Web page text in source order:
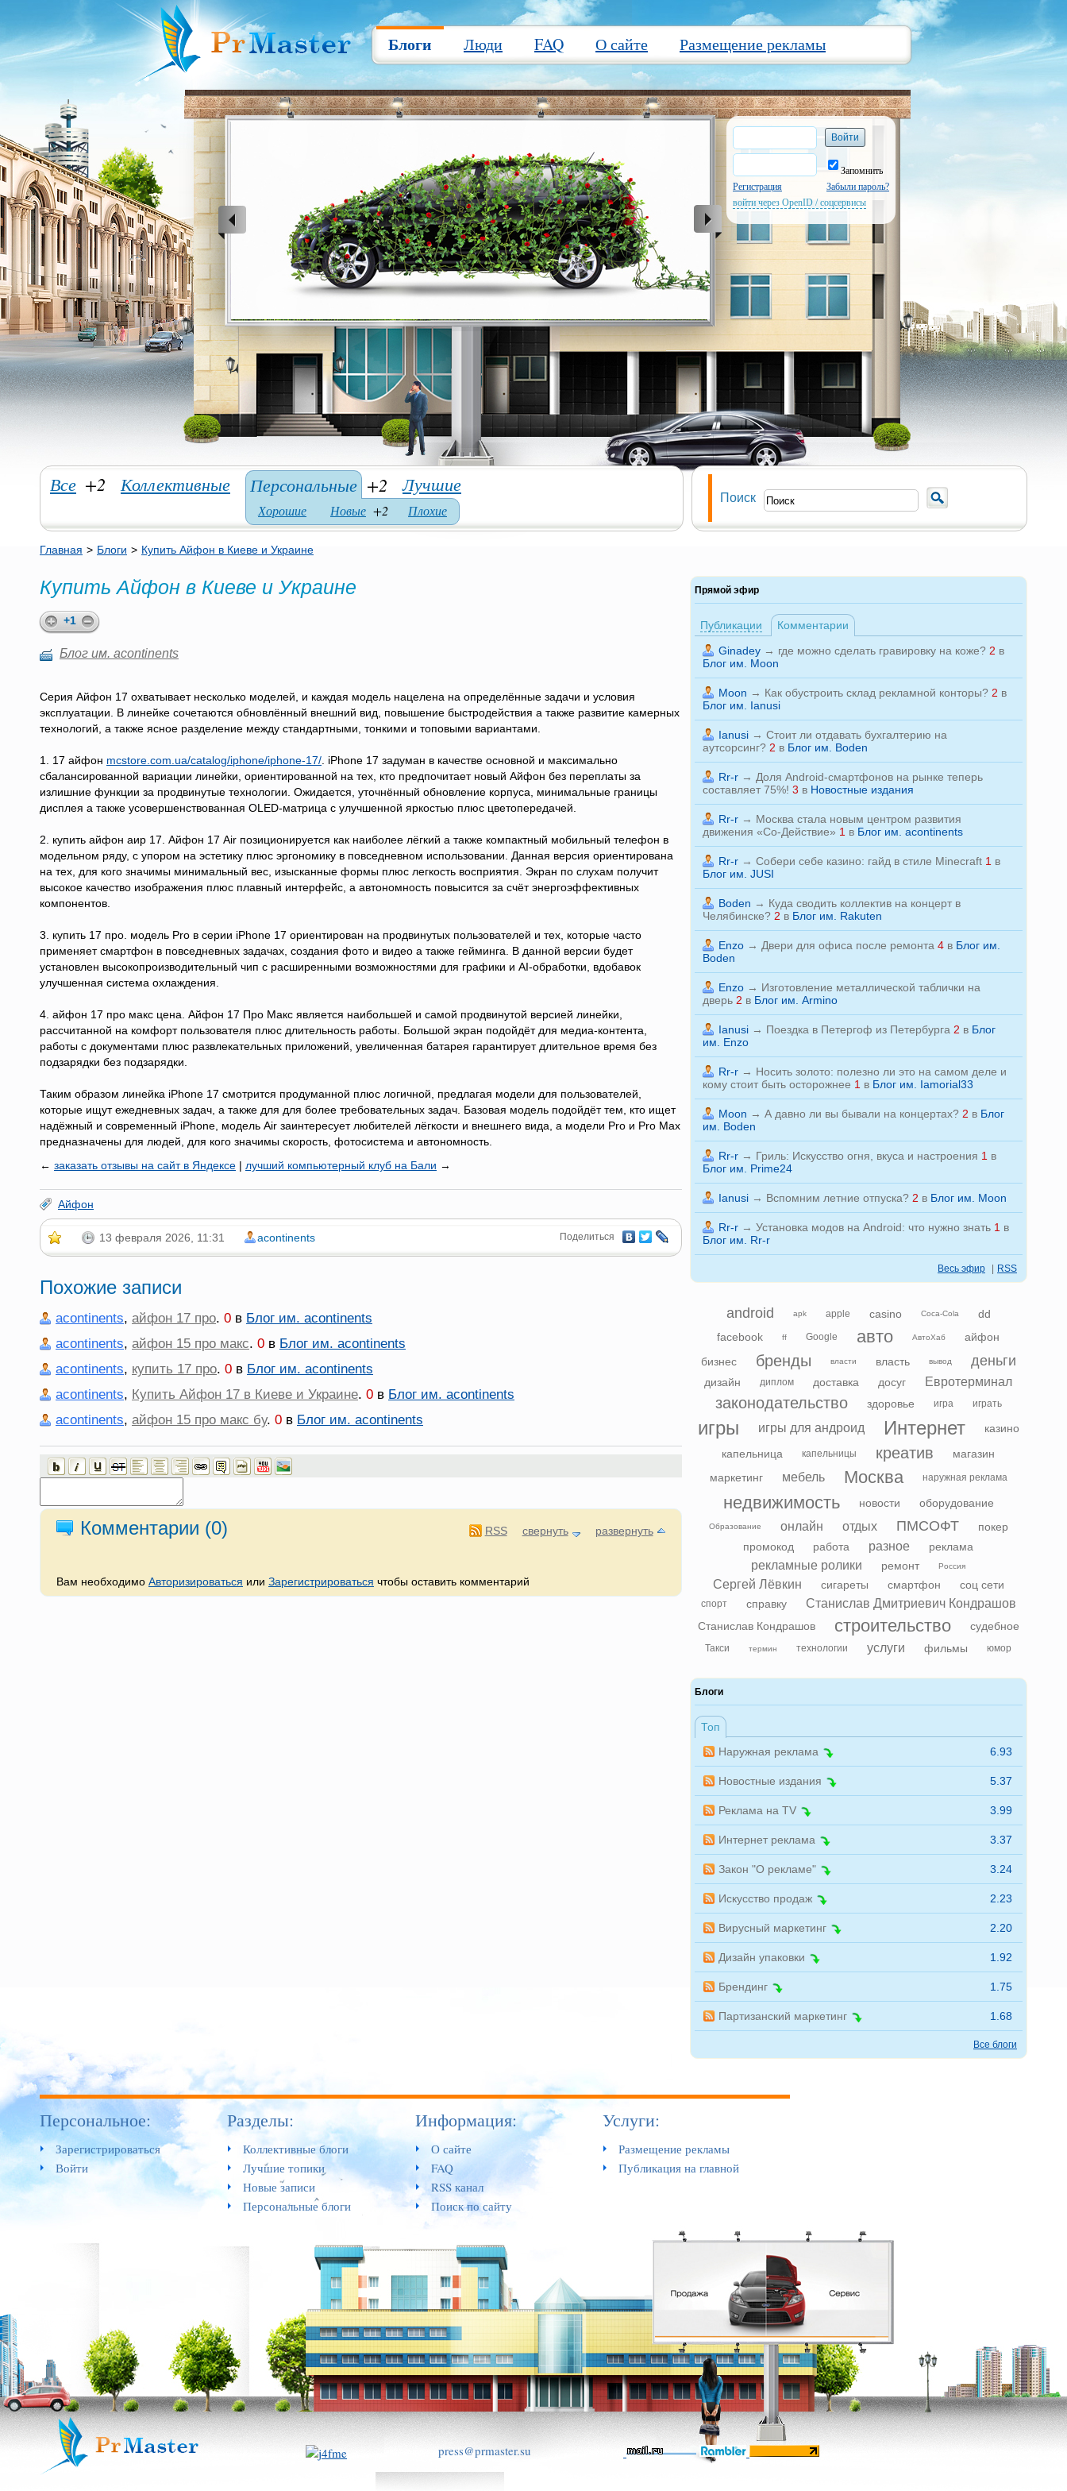
Блоги Люди FAQ О сайте Размещение рекламы
Запомнить
Регистрация
Забыли пароль?
войти через OpenID / соцсервисы
Все +2 Коллективные Персональные +2
Хорошие Новые +2 Плохие
Лучшие
Поиск
Главная > Блоги > Купить Айфон в Киеве и Украине
Купить Айфон в Киеве и Украине
+1
Блог им. acontinents
Серия Айфон 17 охватывает несколько моделей, и каждая модель нацелена на определённые задачи и условия
эксплуатации. В линейке сочетаются обновлённый внешний вид, повышение быстродействия а также развитие камерных
технологий, а также ясное разделение между стандартными, тонкими и топовыми вариантами.
1. 17 айфон mcstore.com.ua/catalog/iphone/iphone-17/ . iPhone 17 задуман в качестве основной и максимально
сбалансированной вариации линейки, ориентированной на тех, кто предпочитает новый Айфон без переплаты за
излишние функции за продвинутые технологии. Ожидается, уточнённый обновление корпуса, минимальные границы
дисплея а также усовершенствованная OLED-матрица с улучшенной яркостью плюс цветопередачей.
2. купить айфон аир 17. Айфон 17 Air позиционируется как наиболее лёгкий а также компактный мобильный телефон в
модельном ряду, с упором на эстетику плюс эргономику в повседневном использовании. Данная версия ориентирована
на тех, для кого значимы минимальный вес, изысканные формы плюс легкость восприятия. Экран по слухам получит
высокое качество изображения плюс плавный интерфейс, а автономность повысится за счёт энергоэффективных
компонентов.
3. купить 17 про. модель Pro в серии iPhone 17 ориентирован на продвинутых пользователей и тех, которые часто
применяет смартфон в повседневных задачах, создания фото и видео а также гейминга. В данной версии будет
установлен высокопроизводительный чип с расширенными возможностями для графики и AI-обработки, вдобавок
улучшенная система охлаждения.
4. айфон 17 про макс цена. Айфон 17 Про Макс является наибольшей и самой продвинутой версией линейки,
рассчитанной на комфорт пользователя плюс длительность работы. Большой экран подойдёт для медиа-контента,
работы с документами плюс развлекательных приложений, увеличенная батарея гарантирует длительное время без
подзарядки без подзарядки.
Таким образом линейка iPhone 17 смотрится продуманной плюс логичной, предлагая модели для пользователей,
которые ищут ежедневных задач, а также для для более требовательных задач. Базовая модель подойдёт тем, кто ищет
надёжный и современный iPhone, модель Air заинтересует любителей лёгкости и внешнего вида, а модели Pro и Pro Max
предназначены для людей, для кого значимы скорость, фотосистема и автономность.
← заказать отзывы на сайт в Яндексе | лучший компьютерный клуб на Бали →
Айфон
13 февраля 2026, 11:31 acontinents Поделиться
Похожие записи
acontinents, айфон 17 про. 0 в Блог им. acontinents
acontinents, айфон 15 про макс. 0 в Блог им. acontinents
acontinents, купить 17 про. 0 в Блог им. acontinents
acontinents, Купить Айфон 17 в Киеве и Украине. 0 в Блог им. acontinents
acontinents, айфон 15 про макс бу. 0 в Блог им. acontinents
Комментарии (0) RSS свернуть развернуть
Вам необходимо Авторизироваться или Зарегистрироваться чтобы оставить комментарий
Прямой эфир
Публикации
Комментарии
Ginadey→ где можно сделать гравировку на коже? 2 в
Блог им. Moon
Moon → Как обустроить склад рекламной конторы? 2 в
Блог им. Ianusi
Ianusi→ Стоит ли отдавать бухгалтерию на
аутсорсинг? 2 в Блог им. Boden
Rr-r→ Доля Android-смартфонов на рынке теперь
составляет 75%! 3 в Новостные издания
Rr-r→ Москва стала новым центром развития
движения «Со-Действие» 1 в Блог им. acontinents
Rr-r→ Собери себе казино: гайд в стиле Minecraft 1 в
Блог им. JUSI
Boden → Куда сводить коллектив на концерт в
Челябинске? 2 в Блог им. Rakuten
Enzo→ Двери для офиса после ремонта 4в Блог им.
Boden
Enzo→ Изготовление металлической таблички на
дверь 2 в Блог им. Armino
Ianusi→ Поездка в Петергоф из Петербурга 2 в Блог
им. Enzo
Rr-r→ Носить золото: полезно ли это на самом деле и
кому стоит быть осторожнее 1 в Блог им. Iamorial33
Moon → А давно ли вы бывали на концертах? 2 в Блог
им. Boden
Rr-r→ Гриль: Искусство огня, вкуса и настроения 1 в
Блог им. Prime24
Ianusi→ Вспомним летние отпуска? 2 в Блог им. Moon
Rr-r→ Установка модов на Android: что нужно знать 1 в
Блог им. Rr-r
Весь эфир RSS
android apk apple casino Coca-Cola
dd
facebook
ff Google авто АвтоХаб
айфон
бизнес
бренды власти власть вывод деньги
дизайн диплом доставка досуг Евротерминал
законодательство здоровье игра играть
игры игры для андроид Интернет
казино
капельница
капельницы креатив
магазин
маркетинг
мебель Москва наружная реклама
недвижимость новости оборудование
Образование онлайн отдых ПМСОФТ
покер
промокод
работа разное реклама
рекламные ролики ремонт Россия
Сергей Лёвкин сигареты смартфон соц сети
спорт справку Станислав Дмитриевич Кондрашов
Станислав Кондрашов строительство судебное
Такси термин технологии услуги фильмы юмор
Блоги
Топ
Наружная реклама
6.93
Новостные издания 5.37
Реклама на TV 3.99
Интернет реклама 3.37
Закон "О рекламе" 3.24
Искусство продаж 2.23
Вирусный маркетинг 2.20
Дизайн упаковки 1.92
Брендинг 1.75
Партизанский маркетинг 1.68
Все блоги
Персональное:
Зарегистрироваться
Войти
Разделы:
Коллективные блоги
Лучшие топики
Новые записи
Персональные блоги
Информация:
О сайте
FAQ
RSS канал
Поиск по сайту
Услуги:
Размещение рекламы
Публикация на главной
press@prmaster.su